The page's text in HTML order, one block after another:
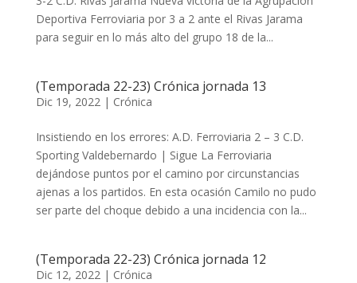
Deportiva Ferroviaria por 3 a 2 ante el Rivas Jarama
para seguir en lo más alto del grupo 18 de la...
(Temporada 22-23) Crónica jornada 13
Dic 19, 2022| Crónica
Insistiendo en los errores: A.D. Ferroviaria 2 – 3 C.D.
Sporting Valdebernardo |​ Sigue La Ferroviaria
dejándose puntos por el camino por circunstancias
ajenas a los partidos. En esta ocasión Camilo no pudo
ser parte del choque debido a una incidencia con la...
(Temporada 22-23) Crónica jornada 12
Dic 12, 2022| Crónica